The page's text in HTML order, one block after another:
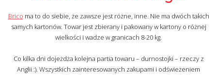
Brico ma to do siebie, że zawsze jest różne, inne. Nie ma dwóch takich
samych kartonów. Towar jest zbierany i pakowany w kartony o różnej
wielkości i wadze w granicach 8-20 kg.
Co kilka dni dojeżdża kolejna partia towaru – durnostojki – rzeczy z
Anglii :). Wszystkich zainteresowanych zakupami i odświeżeniem